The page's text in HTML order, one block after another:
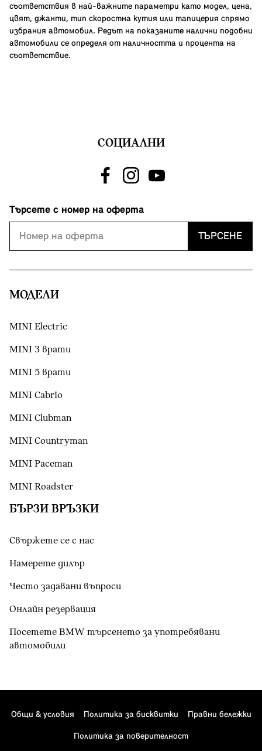
съответствия в най-важните параметри като модел, цена,
цвят, джанти, тип скоростна кутия или тапицерия спрямо
избрания автомобил. Редът на показаните налични подобни
автомобили се определя от наличността и процента на
съответствие.
СОЦИАЛНИ
Търсете с номер на оферта
ТЪРСЕНЕ
МОДЕЛИ
MINI Electric
MINI 3 врати
MINI 5 врати
MINI Cabrio
MINI Clubman
MINI Countryman
MINI Paceman
MINI Roadster
БЪРЗИ ВРЪЗКИ
Свържете се с нас
Намерете дилър
Често задавани въпроси
Онлайн резервация
Посетете BMW търсенето за употребявани
автомобили
Общи & условия Политика за бисквитки Правни бележки
Политика за поверителност